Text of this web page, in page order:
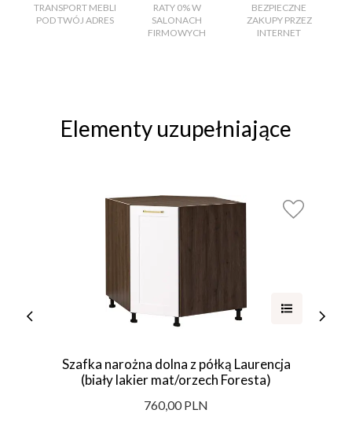
TRANSPORT MEBLI
POD TWÓJ ADRES
RATY 0% W
SALONACH
FIRMOWYCH
BEZPIECZNE
ZAKUPY PRZEZ
INTERNET
Elementy uzupełniające
Szafka narożna dolna z półką Laurencja
(biały lakier mat/orzech Foresta)
760,00 PLN